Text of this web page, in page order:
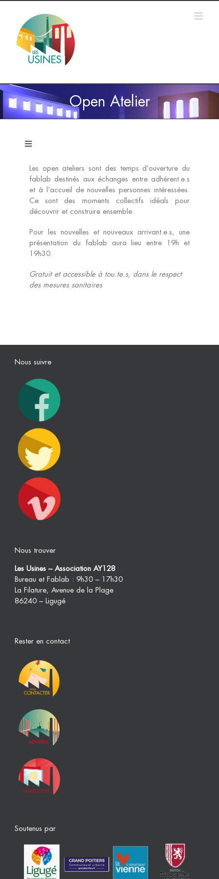
contenu
Open Atelier
Navigation
bascule
Accueil
Formations
Machines
Les open ateliers sont des temps d’ouverture du
fablab destinés aux échanges entre adhérent.e.s
et à l’accueil de nouvelles personnes intéressées.
Ce sont des moments collectifs idéals pour
découvrir et construire ensemble.
Pour les nouvelles et nouveaux arrivant.e.s, une
présentation du fablab aura lieu entre 19h et
19h30.
Gratuit et accessible à tou.te.s, dans le respect
des mesures sanitaires
Nous suivre
Nous trouver
Les Usines – Association AY128
Bureau et Fablab : 9h30 – 17h30
La Filature, Avenue de la Plage
86240 – Ligugé
Rester en contact
Soutenus par